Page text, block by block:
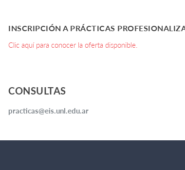
INSCRIPCIÓN A PRÁCTICAS
Clic aquí para conocer la oferta disponible.
CONSULTAS
practicas@eis.unl.edu.ar